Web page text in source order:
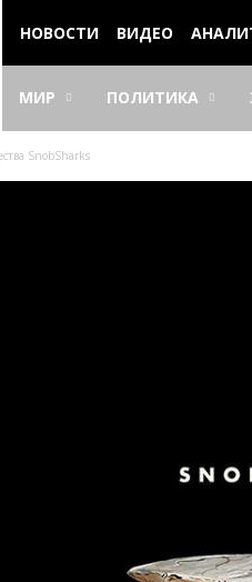
НОВОСТИ ВИДЕО
МИР ПОЛИТИКА
SnobSharks